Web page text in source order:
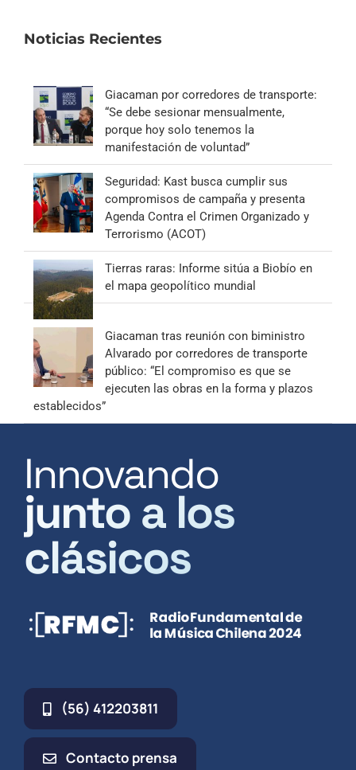
Noticias Recientes
Giacaman por corredores de transporte:
“Se debe sesionar mensualmente,
porque hoy solo tenemos la
manifestación de voluntad”
Seguridad: Kast busca cumplir sus
compromisos de campaña y presenta
Agenda Contra el Crimen Organizado y
Terrorismo (ACOT)
Tierras raras: Informe sitúa a Biobío en
el mapa geopolítico mundial
Giacaman tras reunión con biministro
Alvarado por corredores de transporte
público: “El compromiso es que se
ejecuten las obras en la forma y plazos
establecidos”
Innovando
junto a los
clásicos
(56) 412203811
Contacto prensa